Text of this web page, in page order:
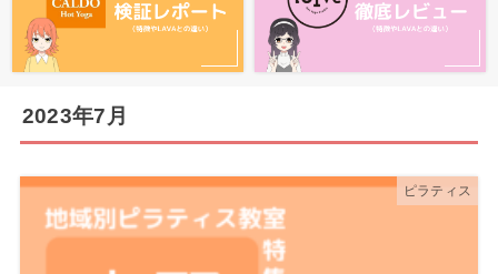
2023年7月
ピラティス